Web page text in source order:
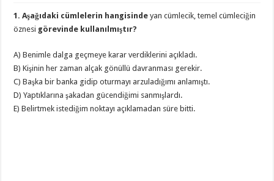
1. Aşağıdaki cümlelerin hangisindeyan cümlecik, temel cümleciğin
öznesi görevinde kullanılmıştır?
A) Benimle dalga geçmeye karar verdiklerini açıkladı.
B) Kişinin her zaman alçak gönüllü davranması gerekir.
C) Başka bir banka gidip oturmayı arzuladığımı anlamıştı.
D) Yaptıklarına şakadan gücendiğimi sanmışlardı.
E) Belirtmek istediğim noktayı açıklamadan süre bitti.